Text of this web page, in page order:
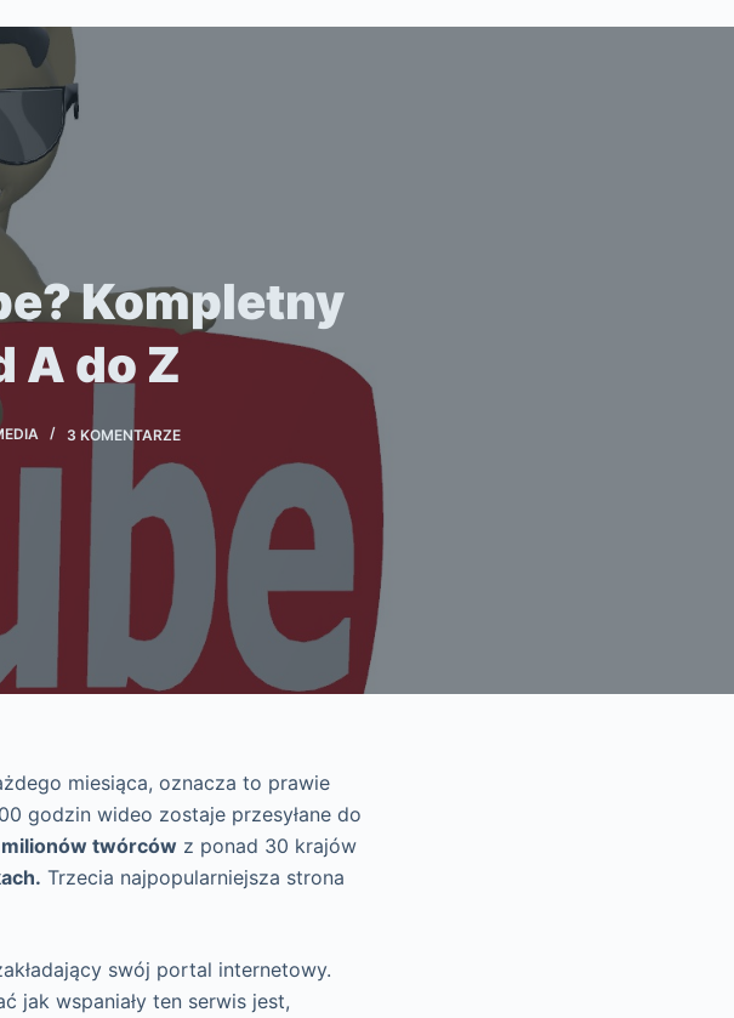
Kompletny
A do Z
3 KOMENTARZE
miesiąca, oznacza to prawie
godzin wideo zostaje przesyłane do
milionów twórców z ponad 30 krajów
Trzecia najpopularniejsza strona
swój portal internetowy.
jak wspaniały ten serwis jest,